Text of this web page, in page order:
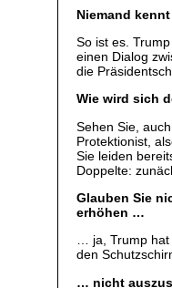
Niemand
So ist es.
einen Dialog
die
Wie wird sich
Sehen Sie,
Protektionist,
Sie leiden
Doppelte:
Glauben Sie
erhöhen …
… ja, Trump hat
den
… nicht